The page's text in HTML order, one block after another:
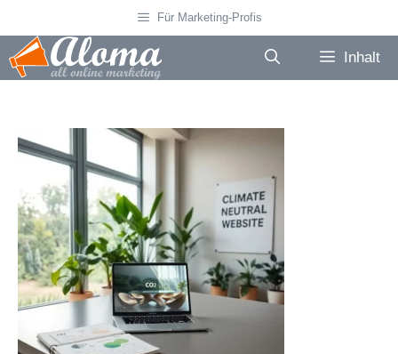
Inhalt
springen
Für Marketing-Profis
Inhalt